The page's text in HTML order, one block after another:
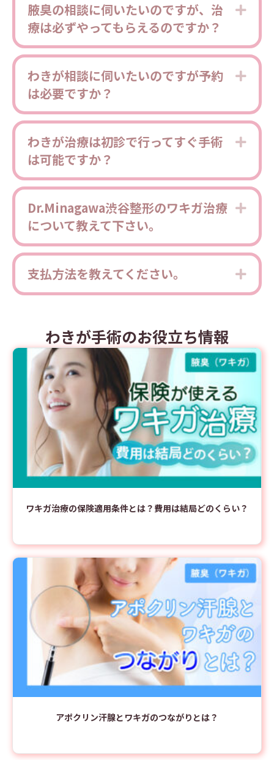
腋臭の相談に伺いたいのですが、治
療は必ずやってもらえるのですか？
わきが相談に伺いたいのですが予約
は必要ですか？
わきが治療は初診で行ってすぐ手術
は可能ですか？
Dr.Minagawa渋谷整形のワキガ治療
について教えて下さい。
支払方法を教えてください。
わきが手術のお役立ち情報
ワキガ治療の保険適用条件とは？費用は結局どのくらい？
アポクリン汗腺とワキガのつながりとは？